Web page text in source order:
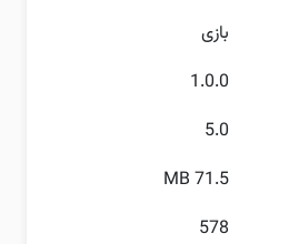
بازی
1.0.0
5.0
71.5 MB
578